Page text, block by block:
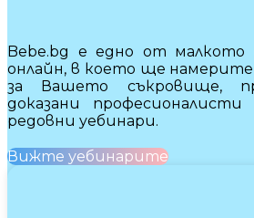
Bebe.bg е едно от малкото
онлайн, в което ще
за Вашето съкровище,
доказани
редовни уебинари.
Вижте уебинарите